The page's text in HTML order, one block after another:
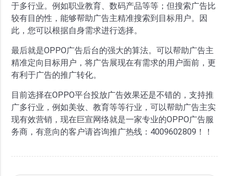
于多行业。例如职业教育、数码产品等等；但搜索广告比
较有目的性，能够帮助广告主精准搜索到目标用户。因
此，您可以根据自身需求进行选择。
最后就是OPPO广告后台的强大的算法。可以帮助广告主
精准定向目标用户，将广告展现在有需求的用户面前，更
有利于广告的推广转化。
目前选择在OPPO平台投放广告效果还是不错的，支持推
广多行业，例如美妆、教育等等行业，可以帮助广告主实
现有效营销，现在巨宣网络就是一家专业的OPPO广告服
务商，有意向的客户请咨询推广热线：4009602809！！